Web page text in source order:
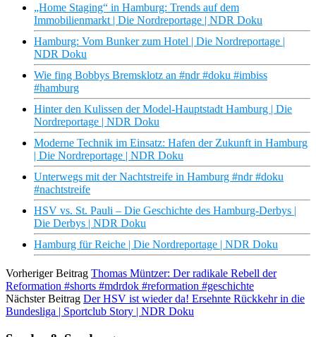
„Home Staging“ in Hamburg: Trends auf dem
Immobilienmarkt | Die Nordreportage | NDR Doku
Hamburg: Vom Bunker zum Hotel | Die Nordreportage |
NDR Doku
Wie fing Bobbys Bremsklotz an #ndr #doku #imbiss
#hamburg
Hinter den Kulissen der Model-Hauptstadt Hamburg | Die
Nordreportage | NDR Doku
Moderne Technik im Einsatz: Hafen der Zukunft in Hamburg
| Die Nordreportage | NDR Doku
Unterwegs mit der Nachtstreife in Hamburg #ndr #doku
#nachtstreife
HSV vs. St. Pauli – Die Geschichte des Hamburg-Derbys |
Die Derbys | NDR Doku
Hamburg für Reiche | Die Nordreportage | NDR Doku
Vorheriger Beitrag Thomas Müntzer: Der radikale Rebell der
Reformation #shorts #mdrdok #reformation #geschichte
Nächster Beitrag Der HSV ist wieder da! Ersehnte Rückkehr in die
Bundesliga | Sportclub Story | NDR Doku